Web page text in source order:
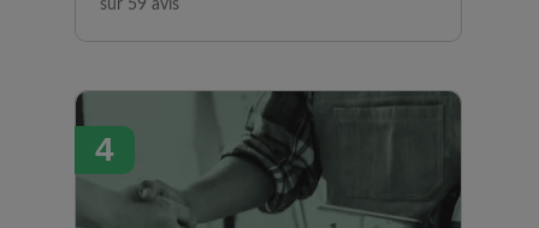
sur 59 avis
4